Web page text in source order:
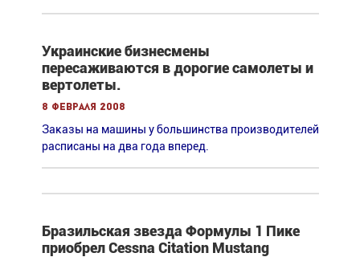
Украинские бизнесмены
пересаживаются в дорогие самолеты и
вертолеты.
8 февраля 2008
Заказы на машины у большинства производителей
расписаны на два года вперед.
Бразильская звезда Формулы 1 Пике
приобрел Cessna Citation Mustang